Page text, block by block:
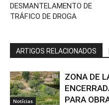
DESMANTELAMENTO DE
TRÁFICO DE DROGA
ARTIGOS RELACIONADOS
Notícias
ZONA DE
PARA